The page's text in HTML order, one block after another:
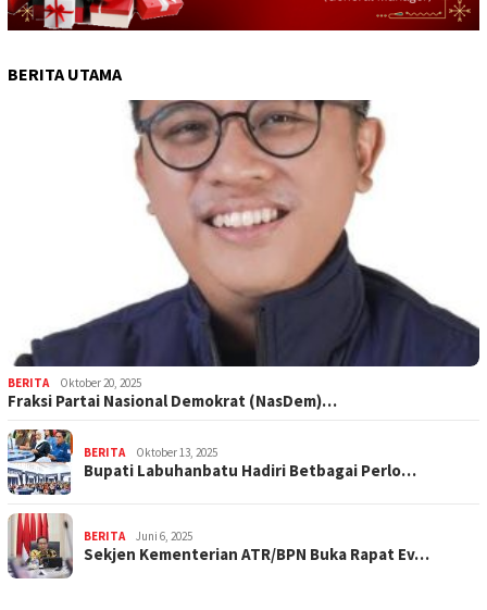
BERITA UTAMA
BERITA Oktober 20, 2025
Fraksi Partai Nasional Demokrat (NasDem)…
BERITA Oktober 13, 2025
Bupati Labuhanbatu Hadiri Betbagai Perlo…
BERITA Juni 6, 2025
Sekjen Kementerian ATR/BPN Buka Rapat Ev…